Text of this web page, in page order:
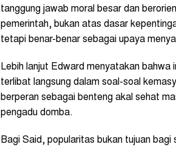
tanggung jawab moral besar dan
pemerintah, bukan atas dasar
tetapi benar-benar sebagai upaya
Lebih lanjut Edward menyatakan bahwa
terlibat langsung dalam soal-soal
berperan sebagai benteng akal sehat
pengadu domba.
Bagi Said, popularitas bukan tujuan